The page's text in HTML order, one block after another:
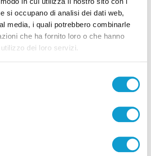
si occupano di analisi dei dati web,
media, i quali potrebbero combinarle
che ha fornito loro o che hanno
dei loro servizi.
Pubblicità